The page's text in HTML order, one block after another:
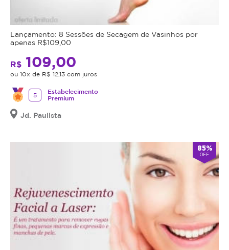
Lançamento: 8 Sessões de Secagem de Vasinhos por
apenas R$109,00
R$ 109,00
ou 10x de R$ 12,13 com juros
5
Estabelecimento
Premium
Jd. Paulista
85%
OFF